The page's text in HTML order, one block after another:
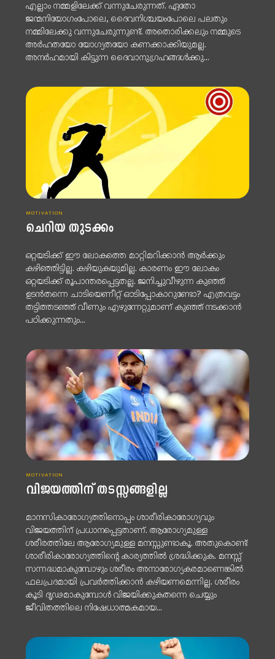
എല്ലാം നമ്മളിലേക്ക് വന്നുചേരുന്നത്. ഏതോ
ജന്മനിയോഗംപോലെ, ദൈവനിശ്ചയംപോലെ പലതും
നമ്മിലേക്കു വന്നുചേരുന്നുണ്ട്. അതൊരിക്കലും നമ്മുടെ
അർഹതയോ യോഗ്യതയോ കണക്കാക്കിയുമല്ല.
അനർഹമായി കിട്ടുന്ന ദൈവാനുഗ്രഹങ്ങൾക്കു...
MOTIVATION
ചെറിയ തുടക്കം
ഒറ്റയടിക്ക് ഈ ലോകത്തെ മാറ്റിമറിക്കാൻ ആർക്കും
കഴിഞ്ഞിട്ടില്ല. കഴിയുകയുമില്ല. കാരണം ഈ ലോകം
ഒറ്റയടിക്ക് രൂപാന്തരപ്പെട്ടതല്ല. ജനിച്ചുവീഴുന്ന കുഞ്ഞ്
ഉടൻതന്നെ ചാടിയെണീറ്റ് ഓടിപ്പോകാറുണ്ടോ? എത്രവട്ടം
തട്ടിത്തടഞ്ഞ് വീണും എഴുന്നേറ്റുമാണ് കുഞ്ഞ് നടക്കാൻ
പഠിക്കുന്നതും...
MOTIVATION
വിജയത്തിന് തടസ്സങ്ങളില്ല
മാനസികാരോഗ്യത്തിനൊപ്പം ശാരീരികാരോഗ്യവും
വിജയത്തിന് പ്രധാനപ്പെട്ടതാണ്. ആരോഗ്യമുള്ള
ശരീരത്തിലേ ആരോഗ്യമുള്ള മനസ്സുണ്ടാകൂ. അതുകൊണ്ട്
ശാരീരികാരോഗ്യത്തിന്റെ കാര്യത്തിൽ ശ്രദ്ധിക്കുക. മനസ്സ്
സന്നദ്ധമാകുമ്പോഴും ശരീരം അനാരോഗ്യകരമാണെങ്കിൽ
ഫലപ്രദമായി പ്രവർത്തിക്കാൻ കഴിയണമെന്നില്ല. ശരീരം
കൂടി ദൃഢമാകുമ്പോൾ വിജയിക്കുകതന്നെ ചെയ്യും
ജീവിതത്തിലെ നിഷേധാത്മകമായ...